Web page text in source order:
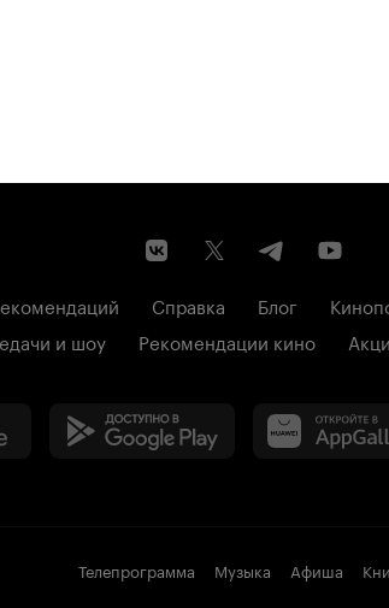
Справка Блог
и шоу Рекомендации кино
Телепрограмма Музыка Афиша